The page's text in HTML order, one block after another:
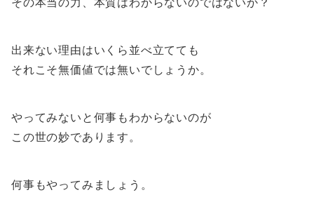
出来ない理由はいくら並べ立てても
それこそ無価値では無いでしょうか。
やってみないと何事もわからないのが
この世の妙であります。
何事もやってみましょう。